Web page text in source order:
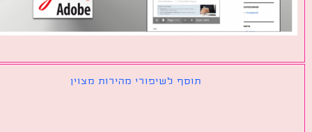
תוסף לשיפורי מהירות מצוין